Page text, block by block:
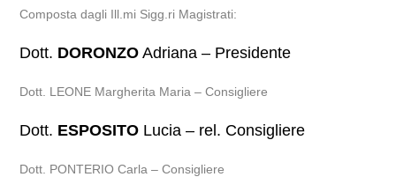
Composta dagli Ill.mi Sigg.ri Magistrati:
Dott. DORONZO Adriana – Presidente
Dott. LEONE Margherita Maria – Consigliere
Dott. ESPOSITO Lucia – rel. Consigliere
Dott. PONTERIO Carla – Consigliere